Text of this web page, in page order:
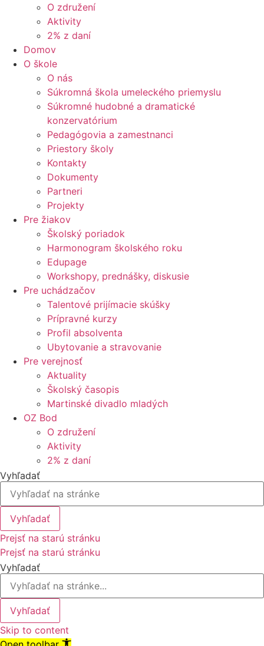
O združení
Aktivity
2% z daní
Domov
O škole
O nás
Súkromná škola umeleckého priemyslu
Súkromné hudobné a dramatické
konzervatórium
Pedagógovia a zamestnanci
Priestory školy
Kontakty
Dokumenty
Partneri
Projekty
Pre žiakov
Školský poriadok
Harmonogram školského roku
Edupage
Workshopy, prednášky, diskusie
Pre uchádzačov
Talentové prijímacie skúšky
Prípravné kurzy
Profil absolventa
Ubytovanie a stravovanie
Pre verejnosť
Aktuality
Školský časopis
Martinské divadlo mladých
OZ Bod
O združení
Aktivity
2% z daní
Vyhľadať
Vyhľadať
Prejsť na starú stránku
Prejsť na starú stránku
Vyhľadať
Vyhľadať
Skip to content